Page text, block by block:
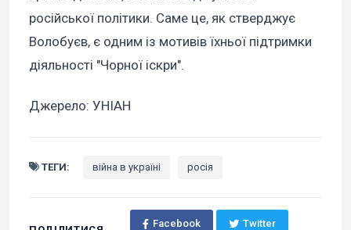
російської політики. Саме це, як стверджує
Волобуєв, є одним із мотивів їхньої підтримки
діяльності "Чорної іскри".
Джерело: УНІАН
ТЕГИ: війна в україні росія
Facebook Twitter